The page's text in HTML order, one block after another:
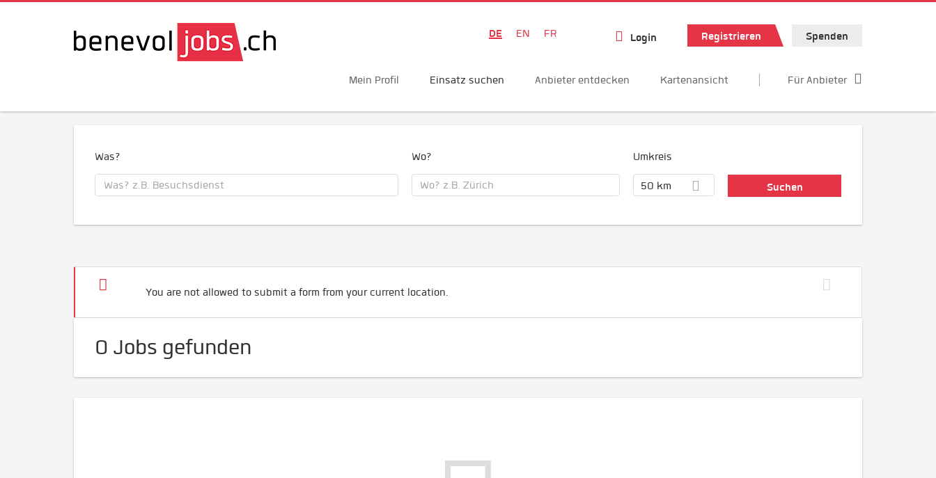
DE EN FR Login Registrieren Spenden
Mein Profil Einsatz suchen Anbieter entdecken Kartenansicht Für Anbieter
Was? Wo? Umkreis
50 km
You are not allowed to submit a form from your current location.
0 Jobs gefunden